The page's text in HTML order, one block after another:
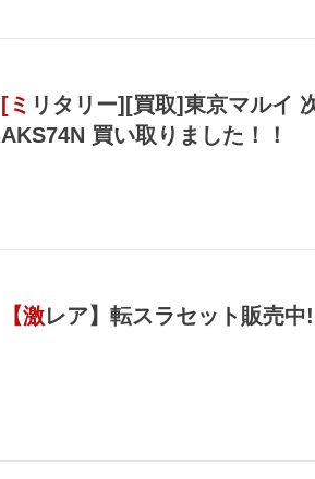
[ミリタリー][買取]東京マルイ 次世代電動ガン
AKS74N 買い取りました！！
【激レア】転スラセット販売中